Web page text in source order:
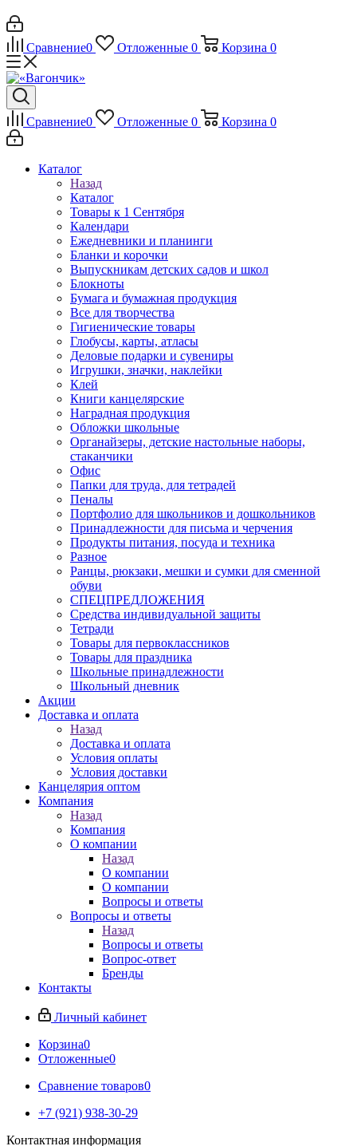
Сравнение0 Отложенные 0 Корзина 0
Сравнение0 Отложенные 0 Корзина 0
Каталог
Назад
Каталог
Товары к 1 Сентября
Календари
Ежедневники и планинги
Бланки и корочки
Выпускникам детских садов и школ
Блокноты
Бумага и бумажная продукция
Все для творчества
Гигиенические товары
Глобусы, карты, атласы
Деловые подарки и сувениры
Игрушки, значки, наклейки
Клей
Книги канцелярские
Наградная продукция
Обложки школьные
Органайзеры, детские настольные наборы,
стаканчики
Офис
Папки для труда, для тетрадей
Пеналы
Портфолио для школьников и дошкольников
Принадлежности для письма и черчения
Продукты питания, посуда и техника
Разное
Ранцы, рюкзаки, мешки и сумки для сменной
обуви
СПЕЦПРЕДЛОЖЕНИЯ
Средства индивидуальной защиты
Тетради
Товары для первоклассников
Товары для праздника
Школьные принадлежности
Школьный дневник
Акции
Доставка и оплата
Назад
Доставка и оплата
Условия оплаты
Условия доставки
Канцелярия оптом
Компания
Назад
Компания
О компании
Назад
О компании
О компании
Вопросы и ответы
Вопросы и ответы
Назад
Вопросы и ответы
Вопрос-ответ
Бренды
Контакты
Личный кабинет
Корзина0
Отложенные0
Сравнение товаров0
+7 (921) 938-30-29
Контактная информация